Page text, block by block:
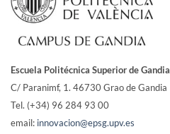
Escuela Politécnica Superior de Gandia
C/ Paranimf, 1. 46730 Grao de Gandia
Tel. (+34) 96 284 93 00
email: innovacion@epsg.upv.es